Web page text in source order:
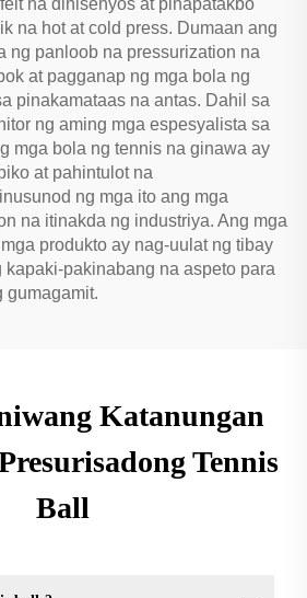
na dinisenyos at pinapatakbo
na hot at cold press. Dumaan ang
ng panloob na pressurization na
at pagganap ng mga bola ng
pinakamataas na antas. Dahil sa
ng aming mga espesyalista sa
mga bola ng tennis na ginawa ay
at pahintulot na
ng mga ito ang mga
na itinakda ng industriya. Ang mga
produkto ay nag-uulat ng tibay
kapaki-pakinabang na aspeto para
gumagamit.
Katanungan
Tennis
Ball